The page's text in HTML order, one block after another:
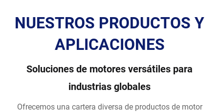
NUESTROS PRODUCTOS Y
APLICACIONES
Soluciones de motores versátiles para
industrias globales
Ofrecemos una cartera diversa de productos de motor